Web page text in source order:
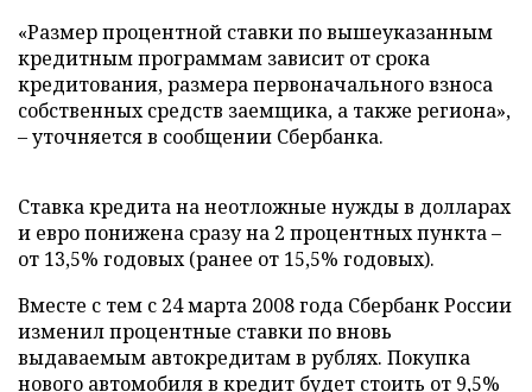
«Размер процентной ставки по вышеуказанным
кредитным программам зависит от срока
кредитования, размера первоначального взноса
собственных средств заемщика, а также региона»,
– уточняется в сообщении Сбербанка.
Ставка кредита на неотложные нужды в долларах
и евро понижена сразу на 2 процентных пункта –
от 13,5% годовых (ранее от 15,5% годовых).
Вместе с тем с 24 марта 2008 года Сбербанк России
изменил процентные ставки по вновь
выдаваемым автокредитам в рублях. Покупка
нового автомобиля в кредит будет стоить от 9,5%